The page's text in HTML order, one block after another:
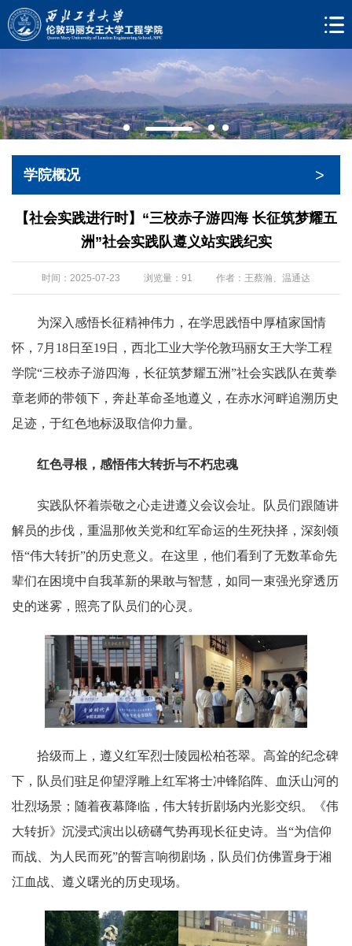
学院概况 >
【社会实践进行时】“三校赤子游四海 长征筑梦耀五
洲”社会实践队遵义站实践纪实
时间：2025-07-23 浏览量： 91 作者：王蔡瀚、温通达
为深入感悟长征精神伟力，在学思践悟中厚植家国情
怀，7月18日至19日，西北工业大学伦敦玛丽女王大学工程
学院“三校赤子游四海，长征筑梦耀五洲”社会实践队在黄拳
章老师的带领下，奔赴革命圣地遵义，在赤水河畔追溯历史
足迹，于红色地标汲取信仰力量。
红色寻根，感悟伟大转折与不朽忠魂
实践队怀着崇敬之心走进遵义会议会址。队员们跟随讲
解员的步伐，重温那攸关党和红军命运的生死抉择，深刻领
悟“伟大转折”的历史意义。在这里，他们看到了无数革命先
辈们在困境中自我革新的果敢与智慧，如同一束强光穿透历
史的迷雾，照亮了队员们的心灵。
拾级而上，遵义红军烈士陵园松柏苍翠。高耸的纪念碑
下，队员们驻足仰望浮雕上红军将士冲锋陷阵、血沃山河的
壮烈场景；随着夜幕降临，伟大转折剧场内光影交织。《伟
大转折》沉浸式演出以磅礴气势再现长征史诗。当“为信仰
而战、为人民而死”的誓言响彻剧场，队员们仿佛置身于湘
江血战、遵义曙光的历史现场。